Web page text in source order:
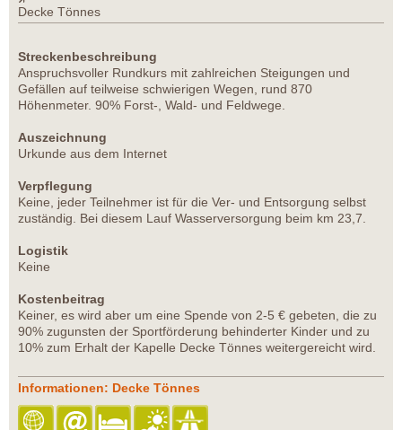
Decke Tönnes
Streckenbeschreibung
Anspruchsvoller Rundkurs mit zahlreichen Steigungen und
Gefällen auf teilweise schwierigen Wegen, rund 870
Höhenmeter. 90% Forst-, Wald- und Feldwege.
Auszeichnung
Urkunde aus dem Internet
Verpflegung
Keine, jeder Teilnehmer ist für die Ver- und Entsorgung selbst
zuständig. Bei diesem Lauf Wasserversorgung beim km 23,7.
Logistik
Keine
Kostenbeitrag
Keiner, es wird aber um eine Spende von 2-5 € gebeten, die zu
90% zugunsten der Sportförderung behinderter Kinder und zu
10% zum Erhalt der Kapelle Decke Tönnes weitergereicht wird.
Informationen: Decke Tönnes